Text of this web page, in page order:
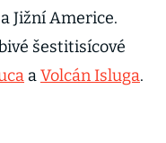
Jižní Americe.
šestitisícové
aVolcán Isluga.